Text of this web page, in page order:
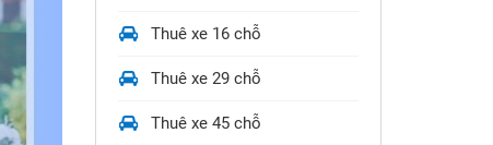
Thuê xe 16 chỗ
Thuê xe 29 chỗ
Thuê xe 45 chỗ